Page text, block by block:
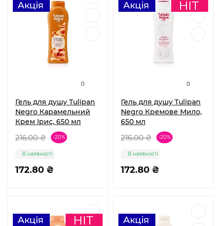
0
Гель для душу Tulipan
Negro Карамельний
Крем Ірис, 650 мл
216.00 ₴ -20%
172.80 ₴
В наявності
0
Гель для душу Tulipan
Negro Кремове Мило,
650 мл
216.00 ₴ -20%
172.80 ₴
В наявності